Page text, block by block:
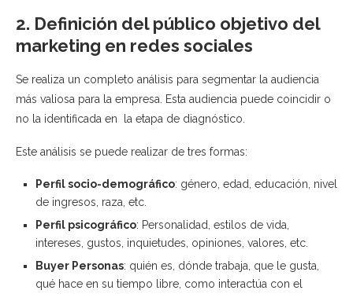
2. Definición del público objetivo del
marketing en redes sociales
Se realiza un completo análisis para segmentar la audiencia
más valiosa para la empresa. Esta audiencia puede coincidir o
no la identificada en la etapa de diagnóstico.
Este análisis se puede realizar de tres formas:
Perfil socio-demográfico: género, edad, educación, nivel
de ingresos, raza, etc.
Perfil psicográfico: Personalidad, estilos de vida,
intereses, gustos, inquietudes, opiniones, valores, etc.
Buyer Personas: quién es, dónde trabaja, que le gusta,
qué hace en su tiempo libre, como interactúa con el